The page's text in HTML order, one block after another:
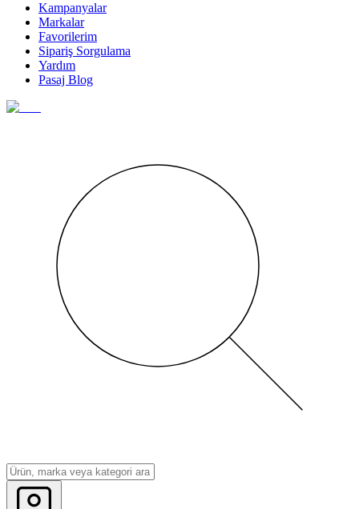
Kampanyalar
Markalar
Favorilerim
Sipariş Sorgulama
Yardım
Pasaj Blog